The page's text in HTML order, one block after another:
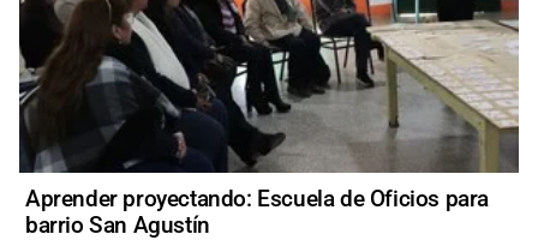
Aprender proyectando: Escuela de Oficios para
barrio San Agustín